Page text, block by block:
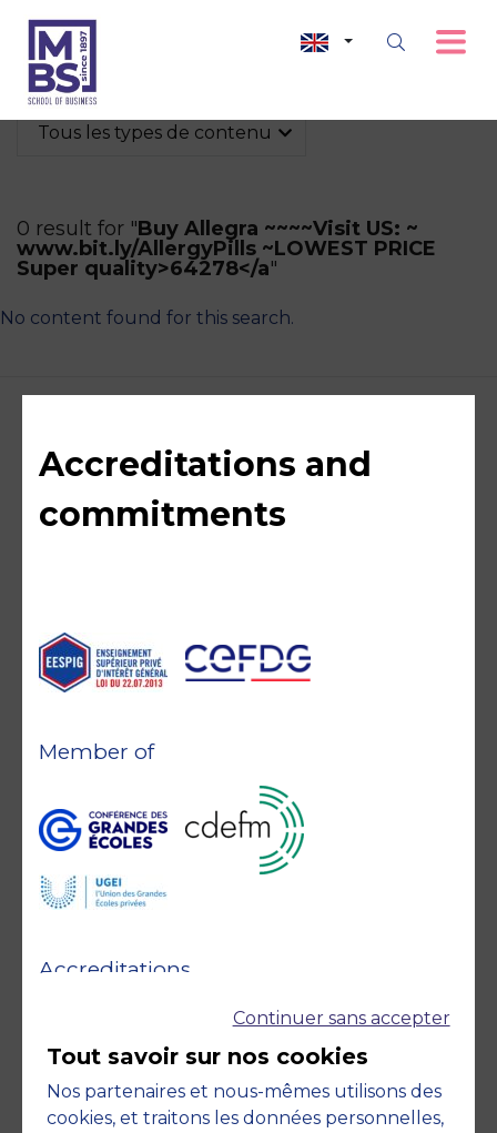
Tous les types de contenu
0 result for "Buy Allegra ~~~~Visit US: ~
www.bit.ly/AllergyPills ~LOWEST PRICE
Super quality>64278</a"
No content found for this search.
Accreditations and
commitments
Accreditations
Member of
Continuer sans accepter
Tout savoir sur nos cookies
Nos partenaires et nous-mêmes utilisons des
cookies, et traitons les données personnelles,